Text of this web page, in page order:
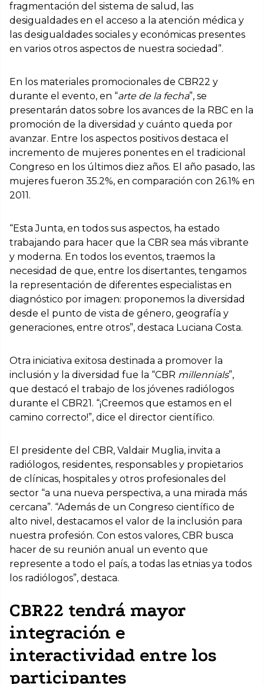
fragmentación del sistema de salud, las
desigualdades en el acceso a la atención médica y
las desigualdades sociales y económicas presentes
en varios otros aspectos de nuestra sociedad”.
En los materiales promocionales de CBR22 y
durante el evento, en “arte de la fecha”, se
presentarán datos sobre los avances de la RBC en la
promoción de la diversidad y cuánto queda por
avanzar. Entre los aspectos positivos destaca el
incremento de mujeres ponentes en el tradicional
Congreso en los últimos diez años. El año pasado, las
mujeres fueron 35.2%, en comparación con 26.1% en
2011.
“Esta Junta, en todos sus aspectos, ha estado
trabajando para hacer que la CBR sea más vibrante
y moderna. En todos los eventos, traemos la
necesidad de que, entre los disertantes, tengamos
la representación de diferentes especialistas en
diagnóstico por imagen: proponemos la diversidad
desde el punto de vista de género, geografía y
generaciones, entre otros”, destaca Luciana Costa.
Otra iniciativa exitosa destinada a promover la
inclusión y la diversidad fue la “CBR millennials”,
que destacó el trabajo de los jóvenes radiólogos
durante el CBR21. “¡Creemos que estamos en el
camino correcto!”, dice el director científico.
El presidente del CBR, Valdair Muglia, invita a
radiólogos, residentes, responsables y propietarios
de clínicas, hospitales y otros profesionales del
sector “a una nueva perspectiva, a una mirada más
cercana”. “Además de un Congreso científico de
alto nivel, destacamos el valor de la inclusión para
nuestra profesión. Con estos valores, CBR busca
hacer de su reunión anual un evento que
represente a todo el país, a todas las etnias ya todos
los radiólogos”, destaca.
CBR22 tendrá mayor
integración e
interactividad entre los
participantes